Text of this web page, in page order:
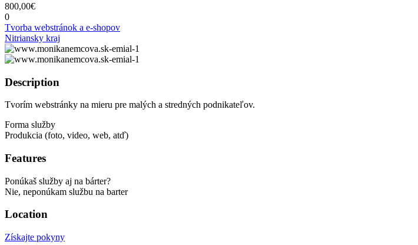
800,00€
0
Tvorba webstránok a e-shopov
Nitriansky kraj
Description
Tvorím webstránky na mieru pre malých a stredných podnikateľov.
Forma služby
Produkcia (foto, video, web, atď)
Features
Ponúkaš služby aj na bárter?
Nie, neponúkam službu na barter
Location
Získajte pokyny